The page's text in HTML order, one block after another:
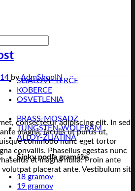
SISALOVÉ TERČE
KOBERCE
OSVETLENIA
BRASS-MOSADZ
TUNGSTEN-WOLFRAM
ALLOY-ZLIATINA
Šípky podľa gramáže
18 gramov
19 gramov
byAdmShopIN
consectetur adipiscing elit. In sed
magna, iaculis ut purus ut,
commodo nunc eget tortor
convallis. Phasellus egestas nunc
et magna nulla. Proin ante
volutpat placerat ante. Vestibulum sit